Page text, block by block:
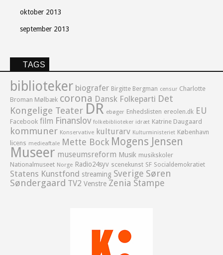
oktober 2013
september 2013
TAGS
biblioteker biografer Birgitte Bergman censur Charlotte
Broman Mølbæk corona Dansk Folkeparti Det
Kongelige Teater DR ebøger Enhedslisten ereolen.dk EU
Facebook film Finanslov folkebiblioteker idræt Katrine Daugaard
kommuner Konservative kulturarv Kulturministeriet København
licens medieaftale Mette Bock Mogens Jensen
Museer museumsreform Musik musikskoler
Nationalmuseet Norge Radio24syv scenekunst SF Socialdemokratiet
Statens Kunstfond streaming Sverige Søren
Søndergaard TV2 Venstre Zenia Stampe